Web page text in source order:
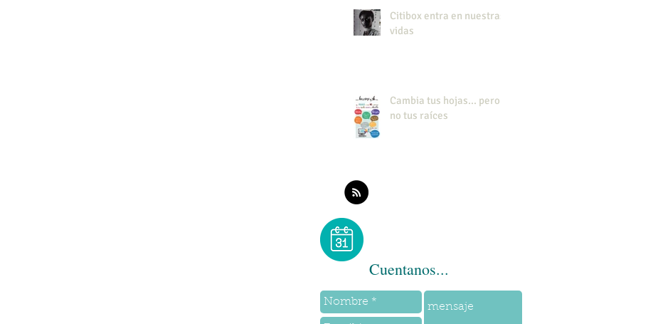
Citibox entra en nuestras
vidas
Cambia tus hojas... pero
no tus raíces
Cuentanos...